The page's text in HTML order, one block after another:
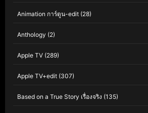
Animation การ์ตูน-edit (28)
Anthology (2)
Apple TV (289)
Apple TV+edit (307)
Based on a True Story เรื่องจริง (135)